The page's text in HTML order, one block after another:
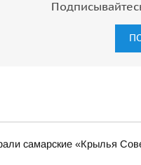
самарские «Крылья